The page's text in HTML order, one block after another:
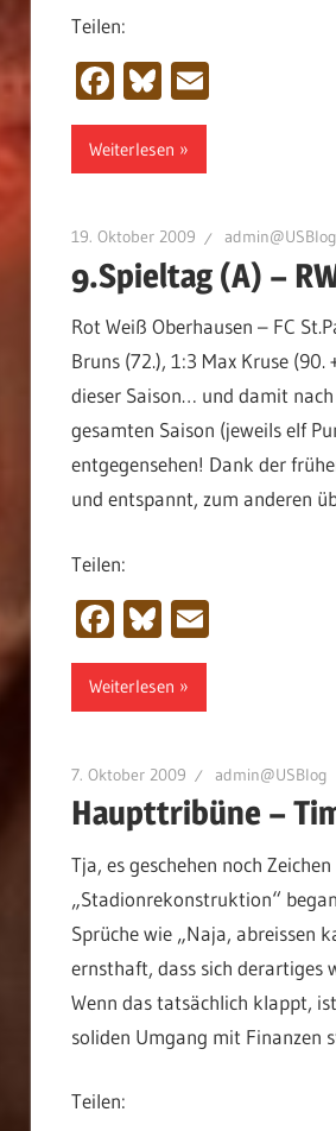
Teilen:
Facebook
Bluesky
Email
Weiterlesen
19. Oktober 2009 admin@USBlog
9.Spieltag (A) –
Rot Weiß Oberhausen – FC
Bruns (72.), 1:3 Max Kruse
dieser Saison… und damit
gesamten Saison (jeweils elf
entgegensehen! Dank der
und entspannt, zum anderen
Teilen:
Facebook
Bluesky
Email
Weiterlesen
7. Oktober 2009 admin@USBlog
Haupttribüne –
Tja, es geschehen noch
„Stadionrekonstruktion“
Sprüche wie „Naja, abreissen
ernsthaft, dass sich derartiges
Wenn das tatsächlich klappt,
soliden Umgang mit Finanzen
Teilen: